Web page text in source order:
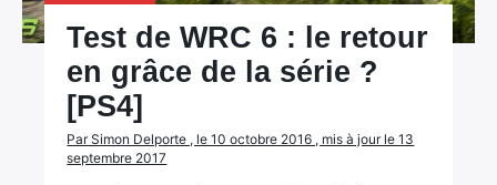
Test de WRC 6 : le retour
en grâce de la série ?
[PS4]
Par Simon Delporte , le 10 octobre 2016 , mis à jour le 13
septembre 2017